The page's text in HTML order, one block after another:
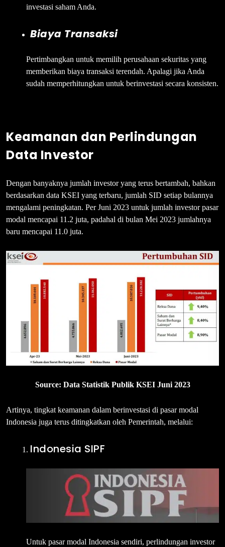
investasi saham Anda.
Biaya Transaksi
Pertimbangkan untuk memilih perusahaan sekuritas yang
memberikan biaya transaksi terendah. Apalagi jika Anda
sudah memperhitungkan untuk berinvestasi secara konsisten.
Keamanan dan Perlindungan
Data Investor
Dengan banyaknya jumlah investor yang terus bertambah, bahkan
berdasarkan data KSEI yang terbaru, jumlah SID setiap bulannya
mengalami peningkatan. Per Juni 2023 untuk jumlah investor pasar
modal mencapai 11.2 juta, padahal di bulan Mei 2023 jumlahnya
baru mencapai 11.0 juta.
Source: Data Statistik Publik KSEI Juni 2023
Artinya, tingkat keamanan dalam berinvestasi di pasar modal
Indonesia juga terus ditingkatkan oleh Pemerintah, melalui:
Indonesia SIPF
Untuk pasar modal Indonesia sendiri, perlindungan investor